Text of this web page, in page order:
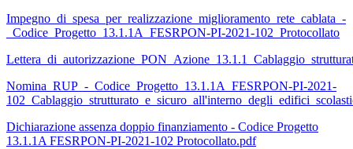
Impegno_di_spesa_per_realizzazione_miglioramento_rete_cablata_-
_Codice_Progetto_13.1.1A_FESRPON-PI-2021-102_Protocollato
Nomina_RUP_-_Codice_Progetto_13.1.1A_FESRPON-PI-2021-
Dichiarazione assenza doppio finanziamento - Codice Progetto
13.1.1A FESRPON-PI-2021-102 Protocollato.pdf